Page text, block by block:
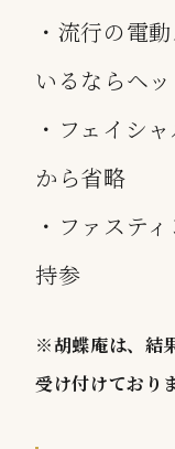
・流行の電
いるならヘ
・フェイシ
から省略
・ファステ
持参
※胡蝶庵は、結
受け付けており